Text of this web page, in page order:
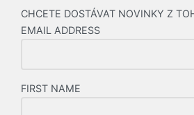
CHCETE DOSTÁVAT NOVINKY Z
EMAIL ADDRESS
FIRST NAME